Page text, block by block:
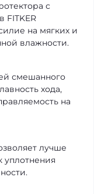
с
FITKER
на мягких и
влажности.
смешанного
хода,
на
лучше
уплотнения